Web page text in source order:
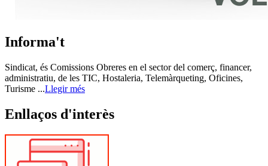
Informa't
Sindicat, és Comissions Obreres en el sector del comerç, financer,
administratiu, de les TIC, Hostaleria, Telemàrqueting, Oficines,
Turisme ...Llegir més
Enllaços d'interès